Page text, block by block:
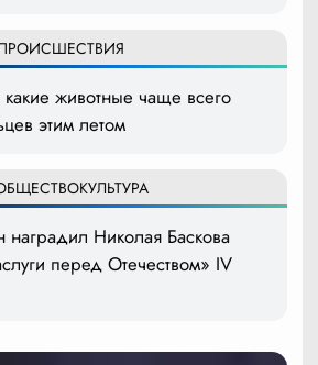
какие животные чаще всего
этим летом
КУЛЬТУРА
наградил Николая Баскова
перед Отечеством» IV